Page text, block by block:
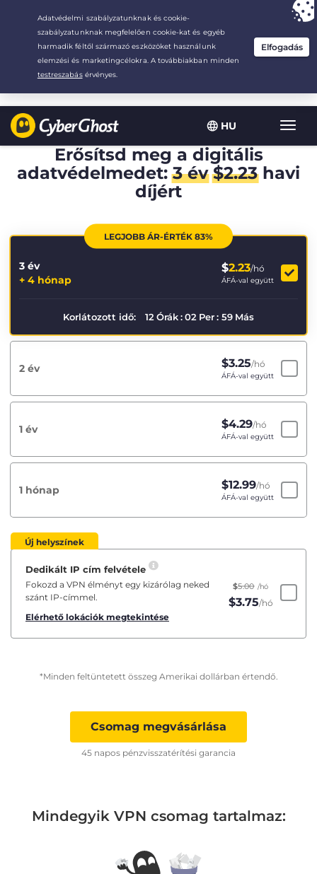
HU
Your choice:The Best Dealfor 3.3333333333333-years at $
/month
Erősítsd meg a digitális
adatvédelmedet:3 év $2.23havi
díjért
LEGJOBB ÁR-ÉRTÉK 83%
3 év
+ 4 hónap
$2.23/hó
ÁFÁ-val együtt
Korlátozott idő: 12 Órák:02 Per: 59 Más
2 év $3.25/hó
ÁFÁ-val együtt
1 év $4.29/hó
ÁFÁ-val együtt
1 hónap $12.99/hó
ÁFÁ-val együtt
Új helyszínek
Dedikált IP cím felvétele
Fokozd a VPN élményt egy kizárólag neked
szánt IP-címmel.
Elérhető lokációk megtekintése
$5.00 /hó
$3.75/hó
*Minden feltüntetett összeg Amerikai dollárban értendő.
Csomag megvásárlása
45 napos pénzvisszatérítési garancia
Mindegyik VPN csomag tartalmaz: